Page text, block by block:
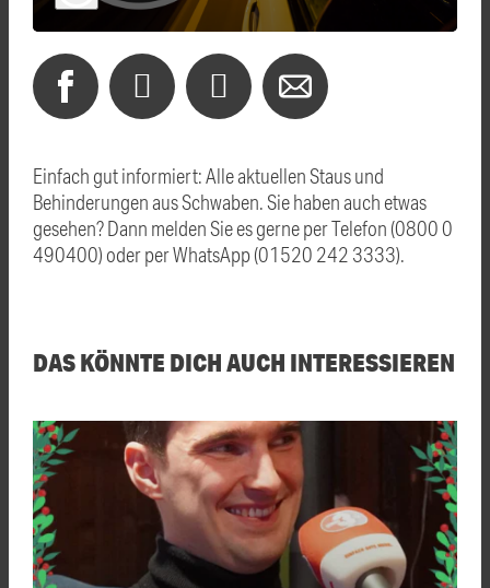
Einfach gut informiert: Alle aktuellen Staus und
Behinderungen aus Schwaben. Sie haben auch etwas
gesehen? Dann melden Sie es gerne per Telefon (0800 0
490400) oder per WhatsApp (01520 242 3333).
DAS KÖNNTE DICH AUCH INTERESSIEREN